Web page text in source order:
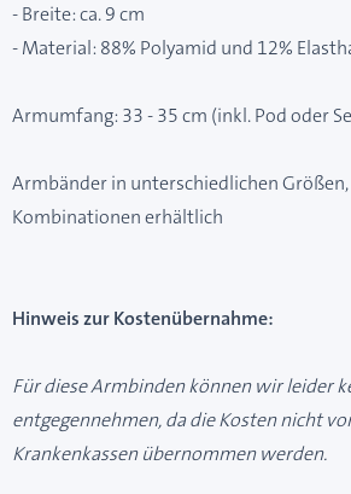
- Breite: ca. 9 cm
- Material: 88% Polyamid und 12%
Armumfang: 33 - 35 cm (inkl. Pod oder
Armbänder in unterschiedlichen
Kombinationen erhältlich
Hinweis zur Kostenübernahme:
Für diese Armbinden können wir leider
entgegennehmen, da die Kosten nicht
Krankenkassen übernommen werden.